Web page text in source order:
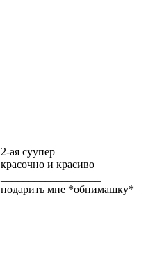
2-ая суупер
красочно и красиво
подарить мне *обнимашку*